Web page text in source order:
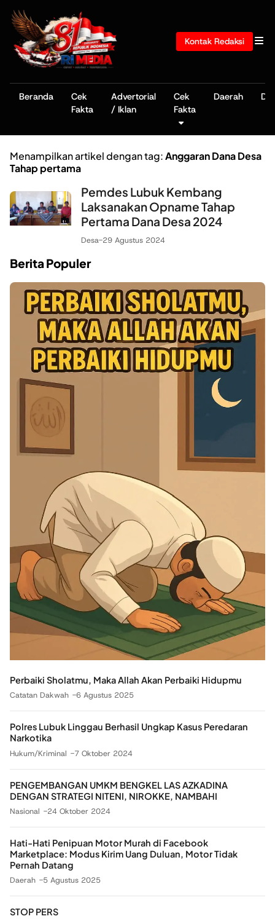
Kontak Redaksi
Beranda
Cek
Fakta
Advertorial
/ Iklan
Cek
Fakta
Daerah
Menampilkan artikel dengan tag:Anggaran Dana Desa
Tahap pertama
Pemdes Lubuk Kembang
Laksanakan Opname Tahap
Pertama Dana Desa 2024
Desa-29 Agustus 2024
Berita Populer
Perbaiki Sholatmu, Maka Allah Akan Perbaiki Hidupmu
Catatan Dakwah 6 Agustus 2025
Polres Lubuk Linggau Berhasil Ungkap Kasus Peredaran
Narkotika
Hukum/Kriminal 7 Oktober 2024
PENGEMBANGAN UMKM BENGKEL LAS AZKADINA
DENGAN STRATEGI NITENI, NIROKKE, NAMBAHI
Nasional 24 Oktober 2024
Hati-Hati Penipuan Motor Murah di Facebook
Marketplace: Modus Kirim Uang Duluan, Motor Tidak
Pernah Datang
Daerah 5 Agustus 2025
STOP PERS